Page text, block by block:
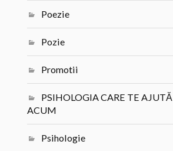
Poezie
Pozie
Promotii
PSIHOLOGIA CARE TE AJUTĂ
ACUM
Psihologie